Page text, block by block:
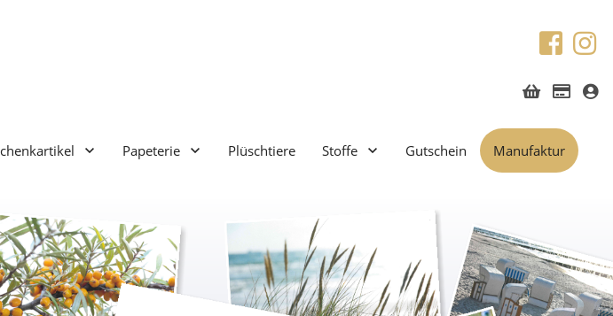
Papeterie Plüschtiere Stoffe Gutschein Manufaktur